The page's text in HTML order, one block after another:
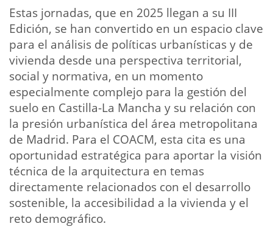
Estas jornadas, que en 2025 llegan a su III
Edición, se han convertido en un espacio clave
para el análisis de políticas urbanísticas y de
vivienda desde una perspectiva territorial,
social y normativa, en un momento
especialmente complejo para la gestión del
suelo en Castilla-La Mancha y su relación con
la presión urbanística del área metropolitana
de Madrid. Para el COACM, esta cita es una
oportunidad estratégica para aportar la visión
técnica de la arquitectura en temas
directamente relacionados con el desarrollo
sostenible, la accesibilidad a la vivienda y el
reto demográfico.